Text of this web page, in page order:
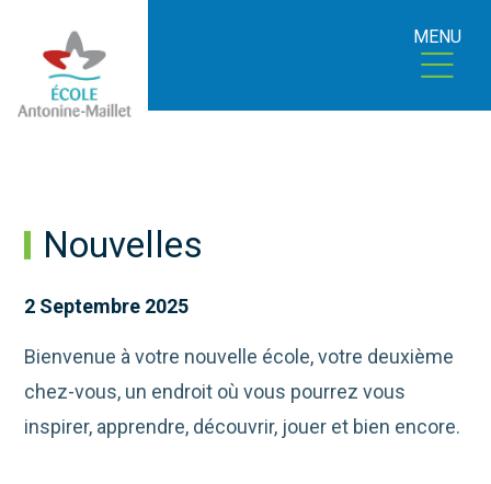
MENU
Nouvelles
2 Septembre 2025
Bienvenue à votre nouvelle école, votre deuxième
chez-vous, un endroit où vous pourrez vous
inspirer, apprendre, découvrir, jouer et bien encore.